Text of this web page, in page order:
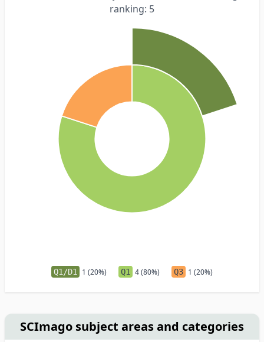
ranking: 5
Q1/D1 1 (20%) Q1 4 (80%) Q3 1 (20%)
SCImago subject areas and categories